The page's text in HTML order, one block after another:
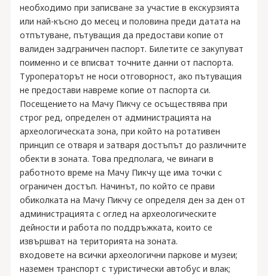
необходимо при записване за участие в екскурзията
или най-късно до месец и половина преди датата на
отпътуване, пътуващия да предостави копие от
валиден задграничен паспорт. Билетите се закупуват
поименно и се вписват точните данни от паспорта.
Туроператорът не носи отговорност, ако пътуващия
не предостави навреме копие от паспорта си.
Посещението на Мачу Пикчу се осъществява при
строг ред, определен от администрацията на
археологическата зона, при който на ротативен
принцип се отваря и затваря достъпът до различните
обекти в зоната. Това предполага, че винаги в
работното време на Мачу Пикчу ще има точки с
ограничен достъп. Начинът, по който се прави
обиколката на Мачу Пикчу се определя ден за ден от
администрацията с оглед на археологическите
дейности и работа по поддръжката, които се
извършват на територията на зоната.
входовете на всички археологични паркове и музеи;
наземен транспорт с туристически автобус и влак;